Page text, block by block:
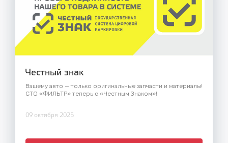
Честный знак
Вашему авто — только оригинальные запчасти и материалы!
СТО «ФИЛЬТР» теперь с «Честным Знаком»!
09 октября 2025